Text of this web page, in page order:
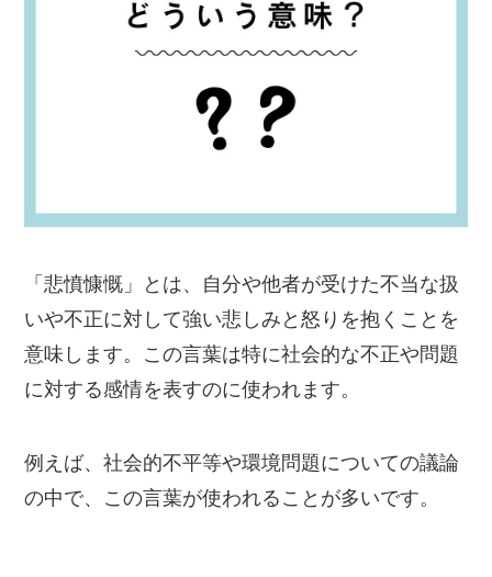
「悲憤慷慨」とは、自分や他者が受けた不当な扱
いや不正に対して強い悲しみと怒りを抱くことを
意味します。この言葉は特に社会的な不正や問題
に対する感情を表すのに使われます。
例えば、社会的不平等や環境問題についての議論
の中で、この言葉が使われることが多いです。